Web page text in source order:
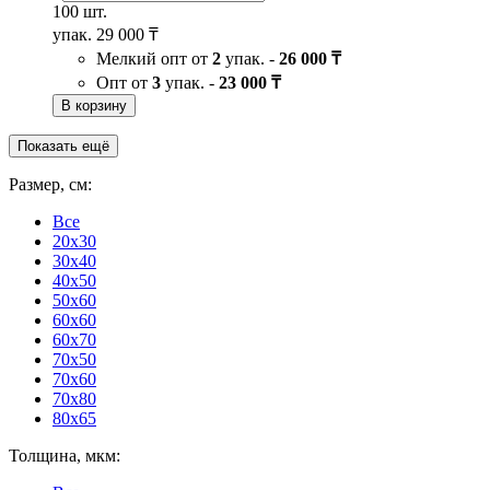
100 шт.
упак. 29 000 ₸
Мелкий опт от 2 упак. - 26 000 ₸
Опт от 3 упак. - 23 000 ₸
В корзину
Показать ещё
Размер, см:
Все
20x30
30x40
40x50
50x60
60x60
60x70
70x50
70x60
70x80
80x65
Толщина, мкм: